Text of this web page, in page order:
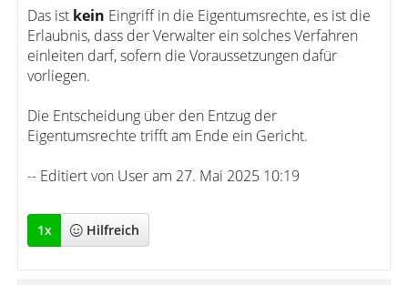
Das ist kein Eingriff in die Eigentumsrechte, es ist die
Erlaubnis, dass der Verwalter ein solches Verfahren
einleiten darf, sofern die Voraussetzungen dafür
vorliegen.
Die Entscheidung über den Entzug der
Eigentumsrechte trifft am Ende ein Gericht.
-- Editiert von User am 27. Mai 2025 10:19
1x Hilfreich